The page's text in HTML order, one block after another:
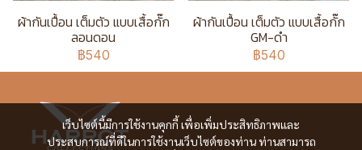
ผ้ากันเปื้อน เต็มตัว แบบเสื้อกั๊ก
ลอนดอน
฿540
ผ้ากันเปื้อน เต็มตัว แบบเสื้อกั๊ก
GM-ดำ
฿540
เว็บไซต์นี้มีการใช้งานคุกกี้ เพื่อเพิ่มประสิทธิภาพและ
ประสบการณ์ที่ดีในการใช้งานเว็บไซต์ของท่าน ท่านสามารถ